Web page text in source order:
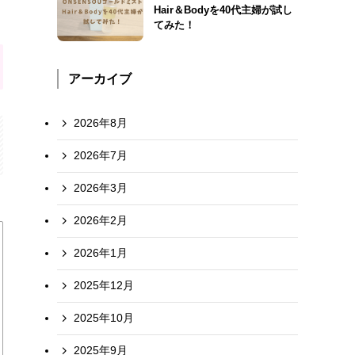
Hair＆Bodyを40代主婦が試し
てみた！
アーカイブ
2026年8月
2026年7月
2026年3月
2026年2月
2026年1月
2025年12月
2025年10月
2025年9月